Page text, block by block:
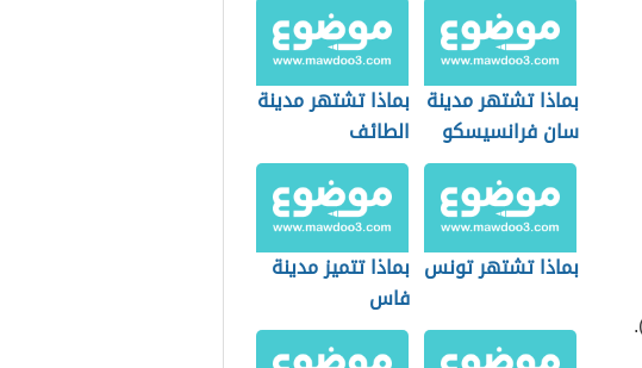
بماذا تشتهر مدينة
سان فرانسيسكو
بماذا تشتهر مدينة
الطائف
بماذا تشتهر تونس بماذا تتميز مدينة
فاس